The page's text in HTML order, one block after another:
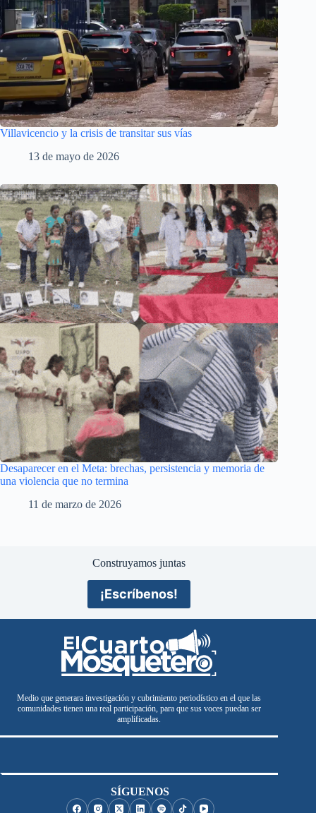
Villavicencio y la crisis de transitar sus vías
13 de mayo de 2026
Desaparecer en el Meta: brechas, persistencia y memoria de
una violencia que no termina
11 de marzo de 2026
Construyamos juntas
¡Escríbenos!
Medio que generara investigación y cubrimiento periodístico en el que las
comunidades tienen una real participación, para que sus voces puedan ser
amplificadas.
SÍGUENOS